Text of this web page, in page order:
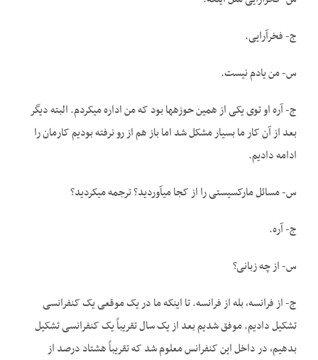
ج- فخرآرایی.
س- من یادم نیست.
ج- آره او توی یکی از همین حوزه­ها بود که من اداره می­کردم. البته دیگر
بعد از آن کار ما بسیار مشکل شد اما باز هم از رو نرفته بودیم کارمان را
ادامه دادیم.
س- مسائل مارکسیستی را از کجا می­آوردید؟ ترجمه می­کردید؟
ج- آره.
س- از چه زبانی؟
ج- از فرانسه، بله از فرانسه. تا اینکه ما در یک موقعی یک کنفرانسی
تشکیل دادیم. موفق شدیم بعد از یک سال تقریباً یک کنفرانسی تشکیل
بدهیم، در داخل این کنفرانس معلوم شد که تقریباً هشتاد درصد از